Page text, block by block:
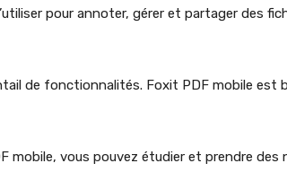
pour annoter, gérer et partager des
de fonctionnalités. Foxit PDF mobile est
mobile, vous pouvez étudier et prendre